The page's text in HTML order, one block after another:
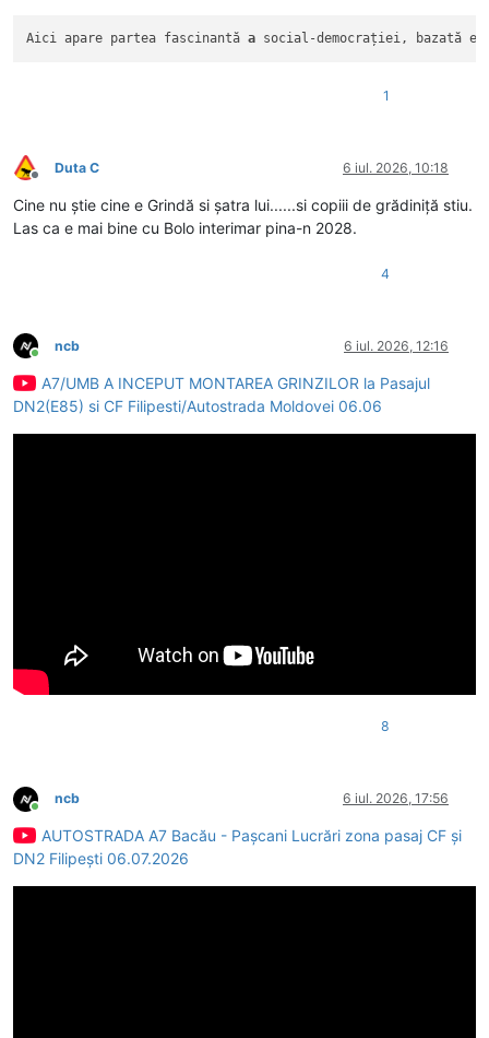
Aici apare partea fascinantă a social-democrației, bazată
1
Deconectat
Duta C 6 iul. 2026, 10:18
Cine nu știe cine e Grindă si șatra lui......si copiii de grădiniță stiu.
Las ca e mai bine cu Bolo interimar pina-n 2028.
4
Conectat
ncb 6 iul. 2026, 12:16
A7/UMB A INCEPUT MONTAREA GRINZILOR la Pasajul
DN2(E85) si CF Filipesti/Autostrada Moldovei 06.06
8
Conectat
ncb 6 iul. 2026, 17:56
AUTOSTRADA A7 Bacău - Pașcani Lucrări zona pasaj CF și
DN2 Filipești 06.07.2026